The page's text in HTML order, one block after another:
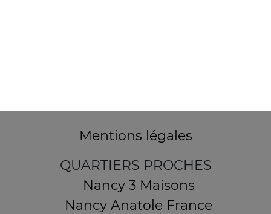
Mentions légales
QUARTIERS PROCHES
Nancy 3 Maisons
Nancy Anatole France